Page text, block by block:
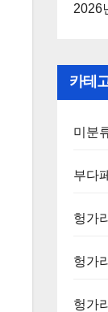
2026
카테
미분
부다
헝가
헝가
헝가